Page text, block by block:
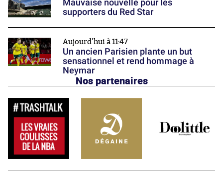
Mauvaise nouvelle pour les
supporters du Red Star
Aujourd'hui à 11:47
Un ancien Parisien plante un but
sensationnel et rend hommage à
Neymar
Nos partenaires